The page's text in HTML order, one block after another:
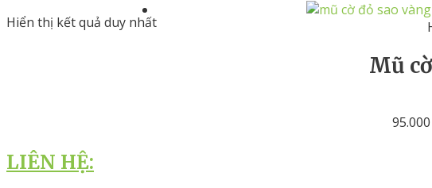
Hiển thị kết quả duy nhất
Mũ
95.000
LIÊN HỆ: